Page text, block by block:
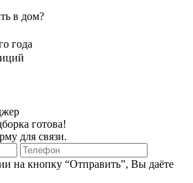
в дом?
года
готова!
для связи.
на кнопку “Отправить”, Вы даёте